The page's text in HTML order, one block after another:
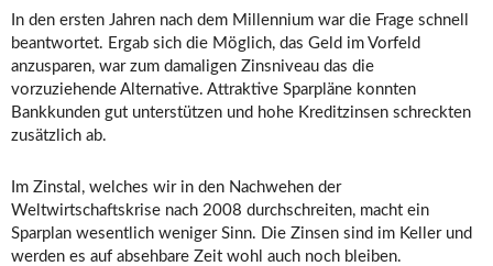
In den ersten Jahren nach dem Millennium war die Frage schnell
beantwortet. Ergab sich die Möglich, das Geld im Vorfeld
anzusparen, war zum damaligen Zinsniveau das die
vorzuziehende Alternative. Attraktive Sparpläne konnten
Bankkunden gut unterstützen und hohe Kreditzinsen schreckten
zusätzlich ab.
Im Zinstal, welches wir in den Nachwehen der
Weltwirtschaftskrise nach 2008 durchschreiten, macht ein
Sparplan wesentlich weniger Sinn. Die Zinsen sind im Keller und
werden es auf absehbare Zeit wohl auch noch bleiben.